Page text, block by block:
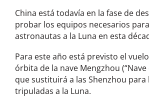
China está todavía en la fase de
probar los equipos necesarios
astronautas a la Luna en esta
Para este año está previsto el
órbita de la nave Mengzhou (“Nave
que sustituirá a las Shenzhou para
tripuladas a la Luna.